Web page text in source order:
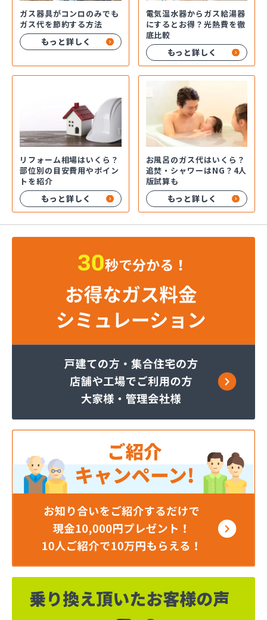
ガス器具がコンロのみでも
ガス代を節約する方法
もっと詳しく
電気温水器からガス給湯器
にするとお得？光熱費を徹
底比較
もっと詳しく
リフォーム相場はいくら？
部位別の目安費用やポイン
トを紹介
もっと詳しく
お風呂のガス代はいくら？
追焚・シャワーはNG？4人
版試算も
もっと詳しく